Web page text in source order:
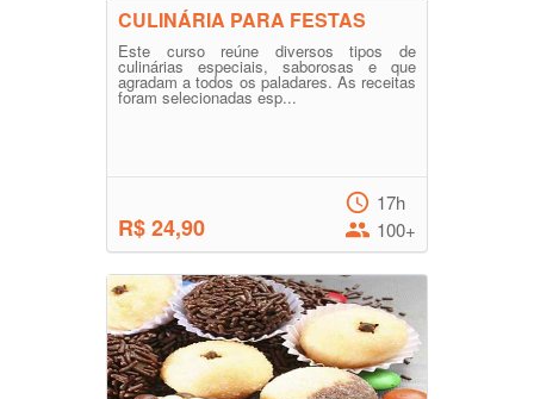
CULINÁRIA PARA FESTAS
Este curso reúne diversos tipos de
culinárias especiais, saborosas e que
agradam a todos os paladares. As receitas
foram selecionadas esp...
R$ 24,90
17h
100+